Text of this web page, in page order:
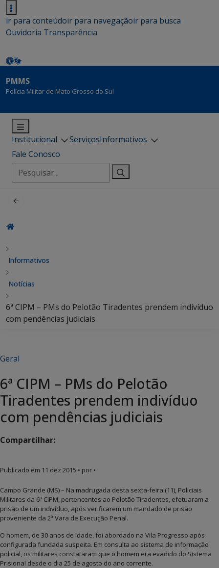
ir para conteúdoir para navegaçãoir para busca
Ouvidoria Transparência
PMMS
Polícia Militar de Mato Grosso do Sul
Institucional ServiçosInformativos
Fale Conosco
Pesquisar
por:
Informativos
Notícias
6ª CIPM – PMs do Pelotão Tiradentes prendem indivíduo
com pendências judiciais
Geral
6ª CIPM – PMs do Pelotão
Tiradentes prendem indivíduo
com pendências judiciais
Compartilhar:
Publicado em 11 dez 2015 • por •
Campo Grande (MS) – Na madrugada desta sexta-feira (11), Policiais
Militares da 6ª CIPM, pertencentes ao Pelotão Tiradentes, efetuaram a
prisão de um indivíduo, após verificarem um mandado de prisão
proveniente da 2ª Vara de Execução Penal.
O homem, de 30 anos de idade, foi abordado na Vila Progresso após
configurada fundada suspeita. Em consulta ao sistema de informação
policial, os militares constataram que o homem era evadido do Sistema
Prisional desde o dia 25 de agosto do ano corrente.